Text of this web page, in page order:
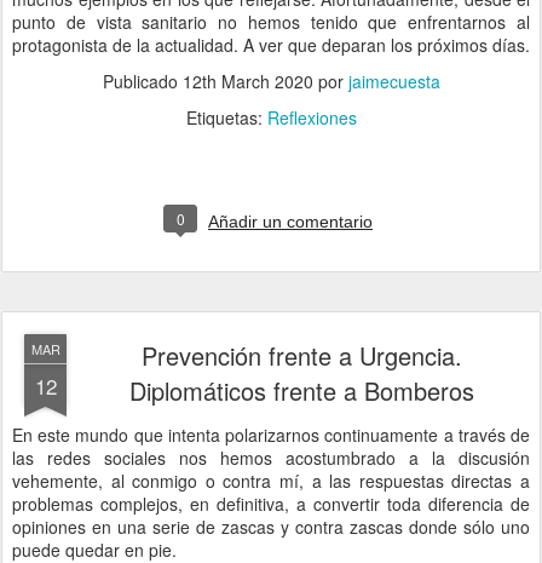
punto de vista sanitario no hemos tenido que enfrentarnos al
protagonista de la actualidad. A ver que deparan los próximos días.
Publicado 12th March 2020 por jaimecuesta
Etiquetas: Reflexiones
0 Añadir un comentario
MAR
12
Prevención frente a Urgencia.
Diplomáticos frente a Bomberos
En este mundo que intenta polarizarnos continuamente a través de
las redes sociales nos hemos acostumbrado a la discusión
vehemente, al conmigo o contra mí, a las respuestas directas a
problemas complejos, en definitiva, a convertir toda diferencia de
opiniones en una serie de zascas y contra zascas donde sólo uno
puede quedar en pie.